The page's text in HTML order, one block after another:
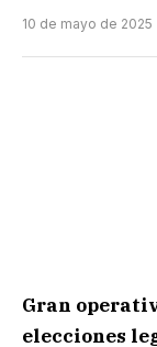
10 de mayo de 2025
Gran
elecciones